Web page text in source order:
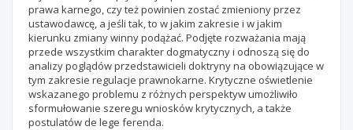
prawa karnego, czy też powinien zostać zmieniony przez
ustawodawcę, a jeśli tak, to w jakim zakresie i w jakim
kierunku zmiany winny podążać. Podjęte rozważania mają
przede wszystkim charakter dogmatyczny i odnoszą się do
analizy poglądów przedstawicieli doktryny na obowiązujące w
tym zakresie regulacje prawnokarne. Krytyczne oświetlenie
wskazanego problemu z różnych perspektyw umożliwiło
sformułowanie szeregu wniosków krytycznych, a także
postulatów de lege ferenda.